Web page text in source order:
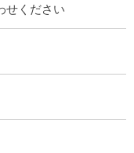
せください